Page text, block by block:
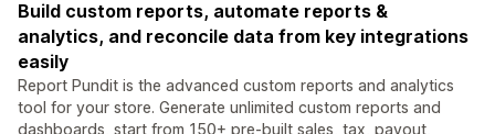
Build custom reports, automate reports &
analytics, and reconcile data from key integrations
easily
Report Pundit is the advanced custom reports and analytics
tool for your store. Generate unlimited custom reports and
dashboards, start from 150+ pre-built sales, tax, payout,